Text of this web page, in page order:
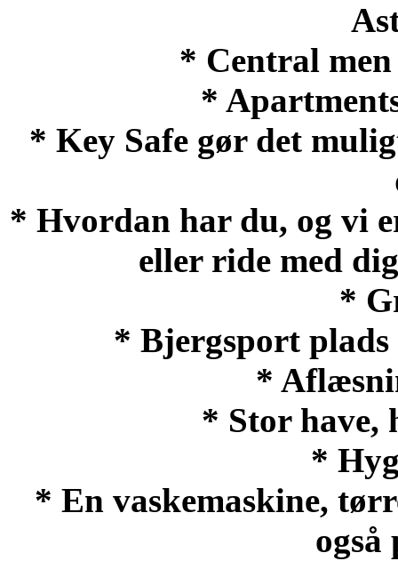
* Central
*
* Key Safe gør det
* Hvordan har du, og vi
eller ride med
*
* Bjergsport plads
*
* Stor have,
*
* En vaskemaskine,
også